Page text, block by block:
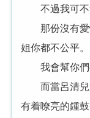
不過我可不
那份沒有愛
姐你都不公平。
我會幫你們
而當呂清兒
有着嘹亮的鍾鼓